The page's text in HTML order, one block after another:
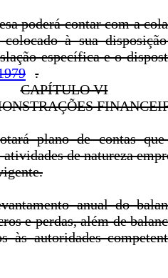
poderá contar com a
à sua
específica e o
.
CAPÍTULO VI
plano de contas
de natureza
anual do
e perdas, além de
às autoridades